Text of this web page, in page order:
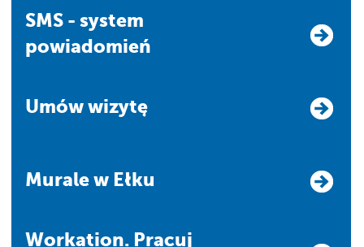
SMS - system
powiadomień
Umów wizytę
Murale w Ełku
Workation. Pracuj